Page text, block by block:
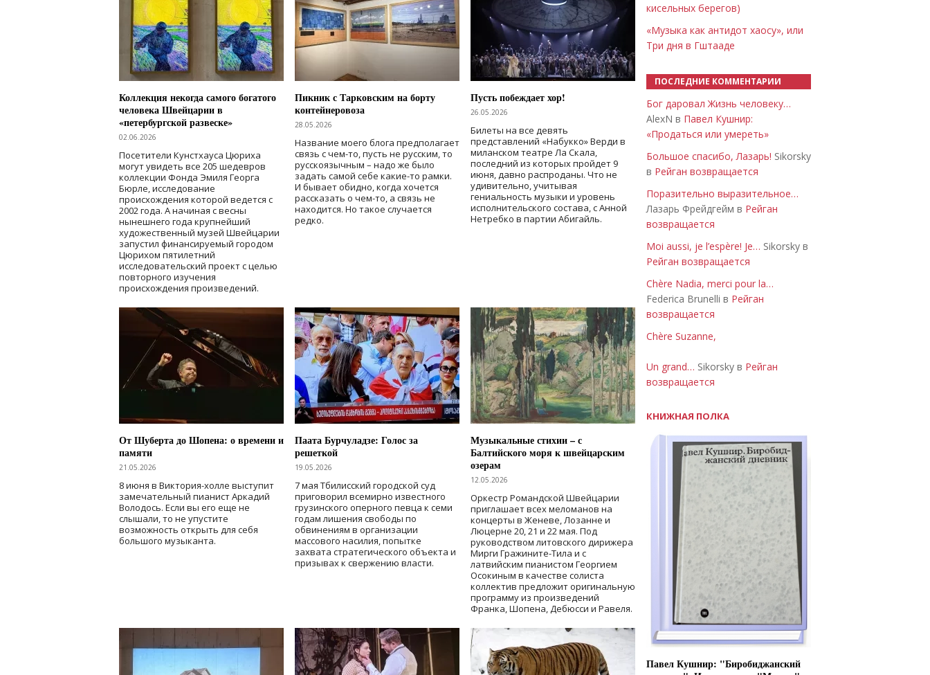
Коллекция некогда самого богатого
человека Швейцарии в
«петербургской развеске»
02.06.2026
Посетители Кунстхауса Цюриха
могут увидеть все 205 шедевров
коллекции Фонда Эмиля Георга
Бюрле, исследование
происхождения которой ведется с
2002 года. А начиная с весны
нынешнего года крупнейший
художественный музей Швейцарии
запустил финансируемый городом
Цюрихом пятилетний
исследовательский проект с целью
повторного изучения
происхождения произведений.
Пикник с Тарковским на борту
контейнеровоза
28.05.2026
Название моего блога предполагает
связь с чем-то, пусть не русским, то
русскоязычным – надо же было
задать самой себе какие-то рамки.
И бывает обидно, когда хочется
рассказать о чем-то, а связь не
находится. Но такое случается
редко.
Пусть побеждает хор!
26.05.2026
Билеты на все девять
представлений «Набукко» Верди в
миланском театре Ла Скала,
последний из которых пройдет 9
июня, давно распроданы. Что не
удивительно, учитывая
гениальность музыки и уровень
исполнительского состава, с Анной
Нетребко в партии Абигайль.
От Шуберта до Шопена: о времени и
памяти
21.05.2026
8 июня в Виктория-холле выступит
замечательный пианист Аркадий
Володось. Если вы его еще не
слышали, то не упустите
возможность открыть для себя
большого музыканта.
Паата Бурчуладзе: Голос за
решеткой
19.05.2026
7 мая Тбилисский городской суд
приговорил всемирно известного
грузинского оперного певца к семи
годам лишения свободы по
обвинениям в организации
массового насилия, попытке
захвата стратегического объекта и
призывах к свержению власти.
Музыкальные стихии – с
Балтийского моря к швейцарским
озерам
12.05.2026
Оркестр Романдской Швейцарии
приглашает всех меломанов на
концерты в Женеве, Лозанне и
Люцерне 20, 21 и 22 мая. Под
руководством литовского дирижера
Мирги Гражините-Тила и с
латвийским пианистом Георгием
Осокиным в качестве солиста
коллектив предложит оригинальную
программу из произведений
Франка, Шопена, Дебюсси и Равеля.
кисельных берегов)
«Музыка как антидот хаосу», или
Три дня в Гштааде
ПОСЛЕДНИЕ КОММЕНТАРИИ
Бог даровал Жизнь человеку…
AlexN в Павел Кушнир:
«Продаться или умереть»
Большое спасибо, Лазарь! Sikorsky
в Рейган возвращается
Поразительно выразительное…
Лазарь Фрейдгейм в Рейган
возвращается
Moi aussi, je l’espère! Je… Sikorsky в
Рейган возвращается
Chère Nadia, merci pour la…
Federica Brunelli в Рейган
возвращается
Chère Suzanne,
Un grand… Sikorsky в Рейган
возвращается
КНИЖНАЯ ПОЛКА
Павел Кушнир: "Биробиджанский